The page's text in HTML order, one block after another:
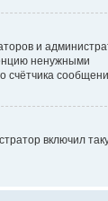
и
ненужными
счётчика
включил